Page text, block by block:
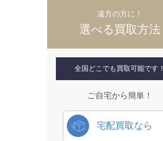
遠方の方に！
選べる買取方法
全国どこでも買取可能です！
ご自宅から簡単！
宅配買取なら